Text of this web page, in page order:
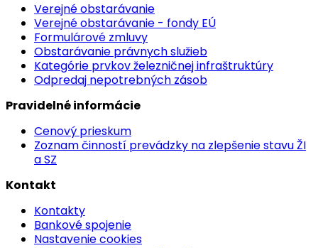
Verejné obstarávanie
Verejné obstarávanie - fondy EÚ
Formulárové zmluvy
Obstarávanie právnych služieb
Kategórie prvkov železničnej infraštruktúry
Odpredaj nepotrebných zásob
Pravidelné informácie
Cenový prieskum
Zoznam činností prevádzky na zlepšenie stavu ŽI
a SZ
Kontakt
Kontakty
Bankové spojenie
Nastavenie cookies